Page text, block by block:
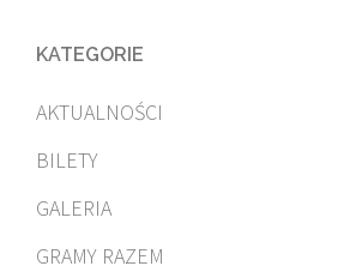
KATEGORIE
AKTUALNOŚCI
BILETY
GALERIA
GRAMY RAZEM